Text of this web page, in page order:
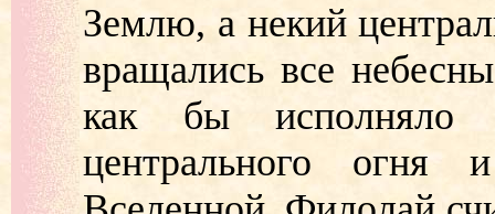
Землю, а некий
вращались все
как бы исполняло
центрального огня